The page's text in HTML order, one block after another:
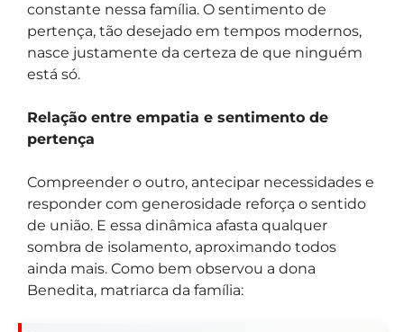
constante nessa família. O sentimento de
pertença, tão desejado em tempos modernos,
nasce justamente da certeza de que ninguém
está só.
Relação entre empatia e sentimento de
pertença
Compreender o outro, antecipar necessidades e
responder com generosidade reforça o sentido
de união. E essa dinâmica afasta qualquer
sombra de isolamento, aproximando todos
ainda mais. Como bem observou a dona
Benedita, matriarca da família: